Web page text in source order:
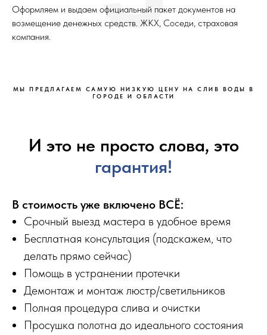
Оформляем и выдаем официальный пакет документов на
возмещение денежных средств. ЖКХ, Соседи, страховая
компания.
МЫ ПРЕДЛАГАЕМ САМУЮ НИЗКУЮ ЦЕНУ НА СЛИВ ВОДЫ В
ГОРОДЕ И ОБЛАСТИ
И это не просто слова, это
гарантия!
В стоимость уже включено ВСЁ:
Срочный выезд мастера в удобное время
Бесплатная консультация (подскажем, что
делать прямо сейчас)
Помощь в устранении протечки
Демонтаж и монтаж люстр/светильников
Полная процедура слива и очистки
Просушка полотна до идеального состояния